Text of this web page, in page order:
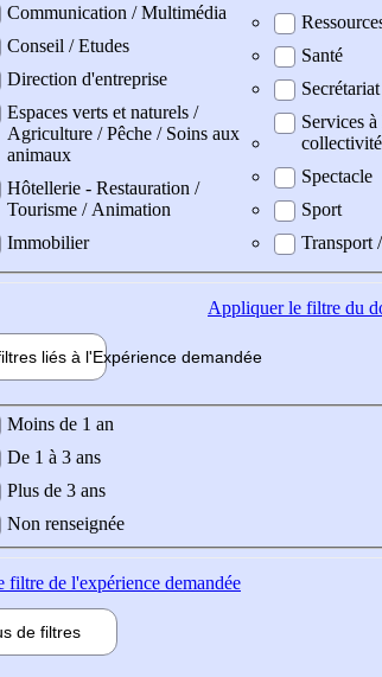
Communication / Multimédia
Conseil / Etudes
Direction d'entreprise
Espaces verts et naturels /
Agriculture / Pêche / Soins aux
animaux
Hôtellerie - Restauration /
Tourisme / Animation
Immobilier
Santé
Services
collectivité
Spectacle
Sport
Transport
Appliquerle filtre du
liés à l'Expérience demandée
demandée
Moins de 1 an
De 1 à 3 ans
Plus de 3 ans
Non renseignée
filtre de l'expérience demandée
de filtres